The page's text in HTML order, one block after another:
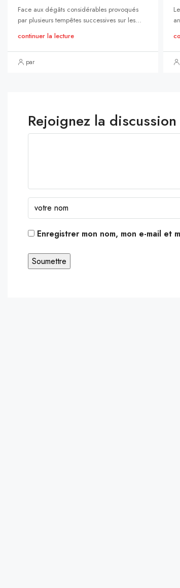
Face aux dégâts considérables provoqués
par plusieurs tempêtes successives sur les...
continuer la lecture
par
Rejoignez la discussion
Enregistrer mon nom, mon e-mail et